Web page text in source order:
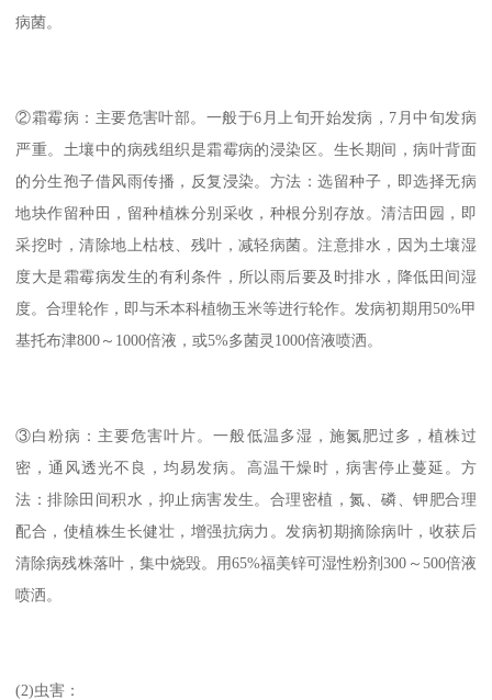
病菌。
②霜霉病：主要危害叶部。一般于6月上旬开始发病，7月中旬发病
严重。土壤中的病残组织是霜霉病的浸染区。生长期间，病叶背面
的分生孢子借风雨传播，反复浸染。方法：选留种子，即选择无病
地块作留种田，留种植株分别采收，种根分别存放。清洁田园，即
采挖时，清除地上枯枝、残叶，减轻病菌。注意排水，因为土壤湿
度大是霜霉病发生的有利条件，所以雨后要及时排水，降低田间湿
度。合理轮作，即与禾本科植物玉米等进行轮作。发病初期用50%甲
基托布津800～1000倍液，或5%多菌灵1000倍液喷洒。
③白粉病：主要危害叶片。一般低温多湿，施氮肥过多，植株过
密，通风透光不良，均易发病。高温干燥时，病害停止蔓延。方
法：排除田间积水，抑止病害发生。合理密植，氮、磷、钾肥合理
配合，使植株生长健壮，增强抗病力。发病初期摘除病叶，收获后
清除病残株落叶，集中烧毁。用65%福美锌可湿性粉剂300～500倍液
喷洒。
(2)虫害：